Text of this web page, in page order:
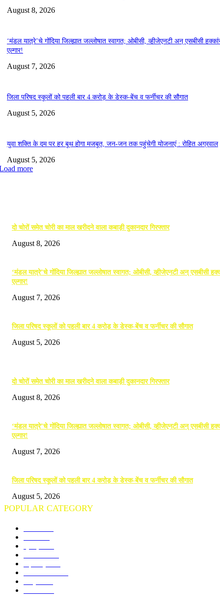
August 8, 2026
‘मंडल यात्रे’चे गोंदिया जिल्ह्यात जल्लोषात स्वागत; ओबीसी, व्हीजेएनटी अन् एसबीसी
एल्गार!
August 7, 2026
जिला परिषद स्कूलों को पहली बार 4 करोड़ के डेस्क-बेंच व फर्नीचर की सौगात
August 5, 2026
युवा शक्ति के दम पर हर बूथ होगा मजबूत, जन-जन तक पहुंचेगी योजनाएं : रोहित अग्रवाल
August 5, 2026
more
दो चोरों समेत चोरी का माल खरीदने वाला कबाड़ी दुकानदार गिरफ्तार
August 8, 2026
‘मंडल यात्रे’चे गोंदिया जिल्ह्यात जल्लोषात स्वागत; ओबीसी, व्हीजेएनटी अन् एसबीसी
एल्गार!
August 7, 2026
जिला परिषद स्कूलों को पहली बार 4 करोड़ के डेस्क-बेंच व फर्नीचर की सौगात
August 5, 2026
दो चोरों समेत चोरी का माल खरीदने वाला कबाड़ी दुकानदार गिरफ्तार
August 8, 2026
‘मंडल यात्रे’चे गोंदिया जिल्ह्यात जल्लोषात स्वागत; ओबीसी, व्हीजेएनटी अन् एसबीसी
एल्गार!
August 7, 2026
जिला परिषद स्कूलों को पहली बार 4 करोड़ के डेस्क-बेंच व फर्नीचर की सौगात
August 5, 2026
POPULAR CATEGORY